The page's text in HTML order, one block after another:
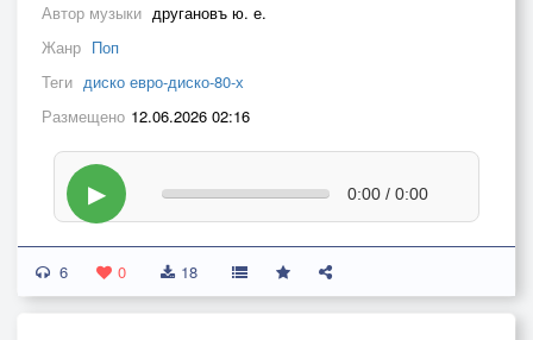
Автор музыки другановъ ю. е.
Жанр Поп
Теги диско евро-диско-80-х
Размещено 12.06.2026 02:16
▶ 0:00 / 0:00
6 0 18